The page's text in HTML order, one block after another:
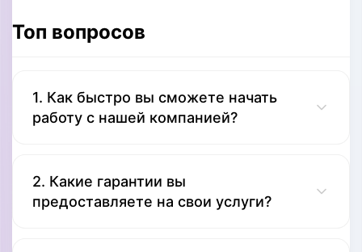
Топ вопросов
1. Как быстро вы сможете начать
работу с нашей компанией?
рабочих дней после подписания
договора. Первым делом проводим
2. Какие гарантии вы
предоставляете на свои услуги?